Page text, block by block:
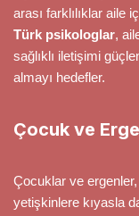
arası farklılıklar aile
Türk psikologlar,
sağlıklı iletişimi
almayı hedefler.
Çocuk ve
Çocuklar ve
yetişkinlere kıyasla